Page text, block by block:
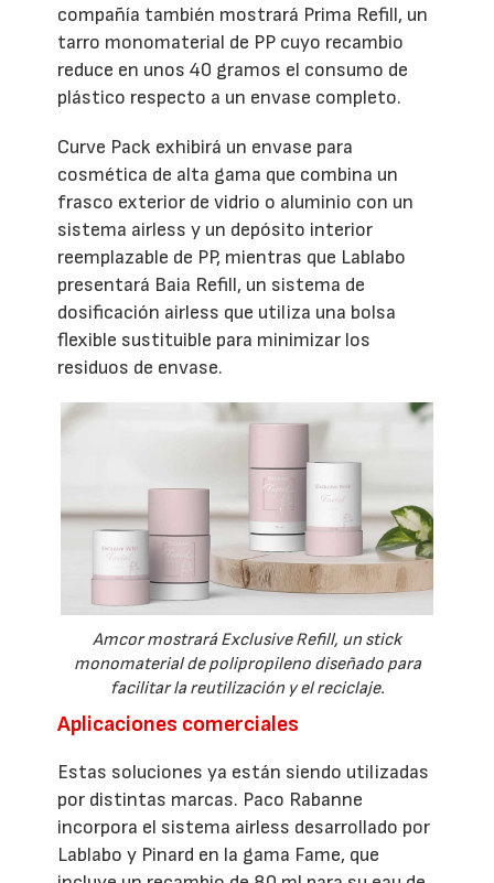
compañía también mostrará Prima Refill, un
tarro monomaterial de PP cuyo recambio
reduce en unos 40 gramos el consumo de
plástico respecto a un envase completo.
Curve Pack exhibirá un envase para
cosmética de alta gama que combina un
frasco exterior de vidrio o aluminio con un
sistema airless y un depósito interior
reemplazable de PP, mientras que Lablabo
presentará Baia Refill, un sistema de
dosificación airless que utiliza una bolsa
flexible sustituible para minimizar los
residuos de envase.
Amcor mostrará Exclusive Refill, un stick
monomaterial de polipropileno diseñado para
facilitar la reutilización y el reciclaje.
Aplicaciones comerciales
Estas soluciones ya están siendo utilizadas
por distintas marcas. Paco Rabanne
incorpora el sistema airless desarrollado por
Lablabo y Pinard en la gama Fame, que